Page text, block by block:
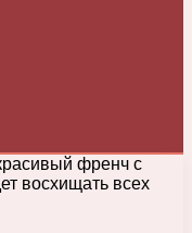
френч с
восхищать всех